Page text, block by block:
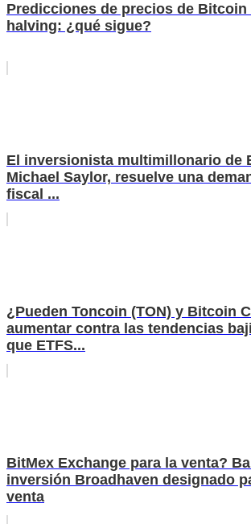
Predicciones de precios de Bitcoin
halving: ¿qué sigue?
El inversionista multimillonario de
Michael Saylor, resuelve una
fiscal ...
¿Pueden Toncoin (TON) y Bitcoin
aumentar contra las tendencias
que ETFS...
BitMex Exchange para la venta?
inversión Broadhaven designado
venta